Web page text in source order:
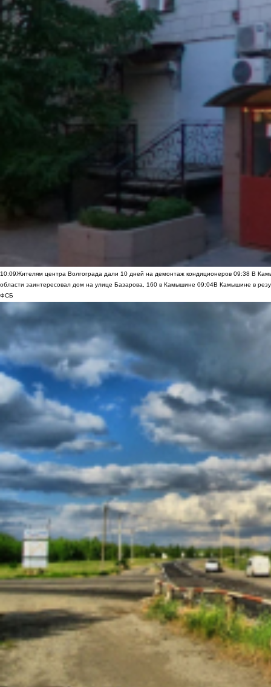
10:09Жителям центра Волгограда дали 10 дней на демонтаж кондиционеров 09:38 В
области заинтересовал дом на улице Базарова, 160 в Камышине 09:04В Камышине в
ФСБ